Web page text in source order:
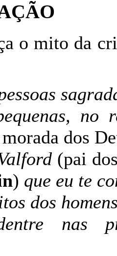
o mito da
no
dos
(pai
) que eu te
dos
nas